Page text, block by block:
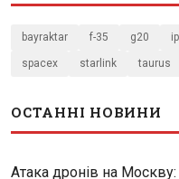
bayraktar f-35 g20
spacex starlink taurus
ОСТАННІ НОВИНИ
Атака дронів на Москву: